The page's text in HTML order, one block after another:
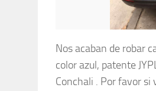
Nos acaban de robar
color azul, patente
Conchali . Por favor si